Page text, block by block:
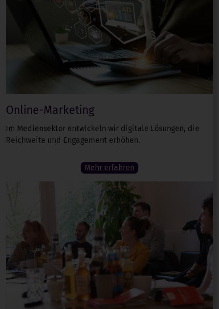
Online-Marketing
Im Mediensektor entwickeln wir digitale Lösungen, die
Reichweite und Engagement erhöhen.
Mehr erfahren